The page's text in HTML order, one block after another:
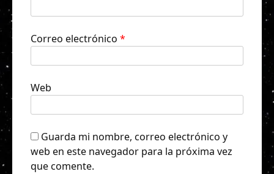
Correo electrónico *
Web
Guarda mi nombre, correo electrónico y
web en este navegador para la próxima vez
que comente.